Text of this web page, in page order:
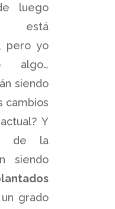
luego
pero yo
algo…
siendo
cambios
Y
de la
siendo
grado